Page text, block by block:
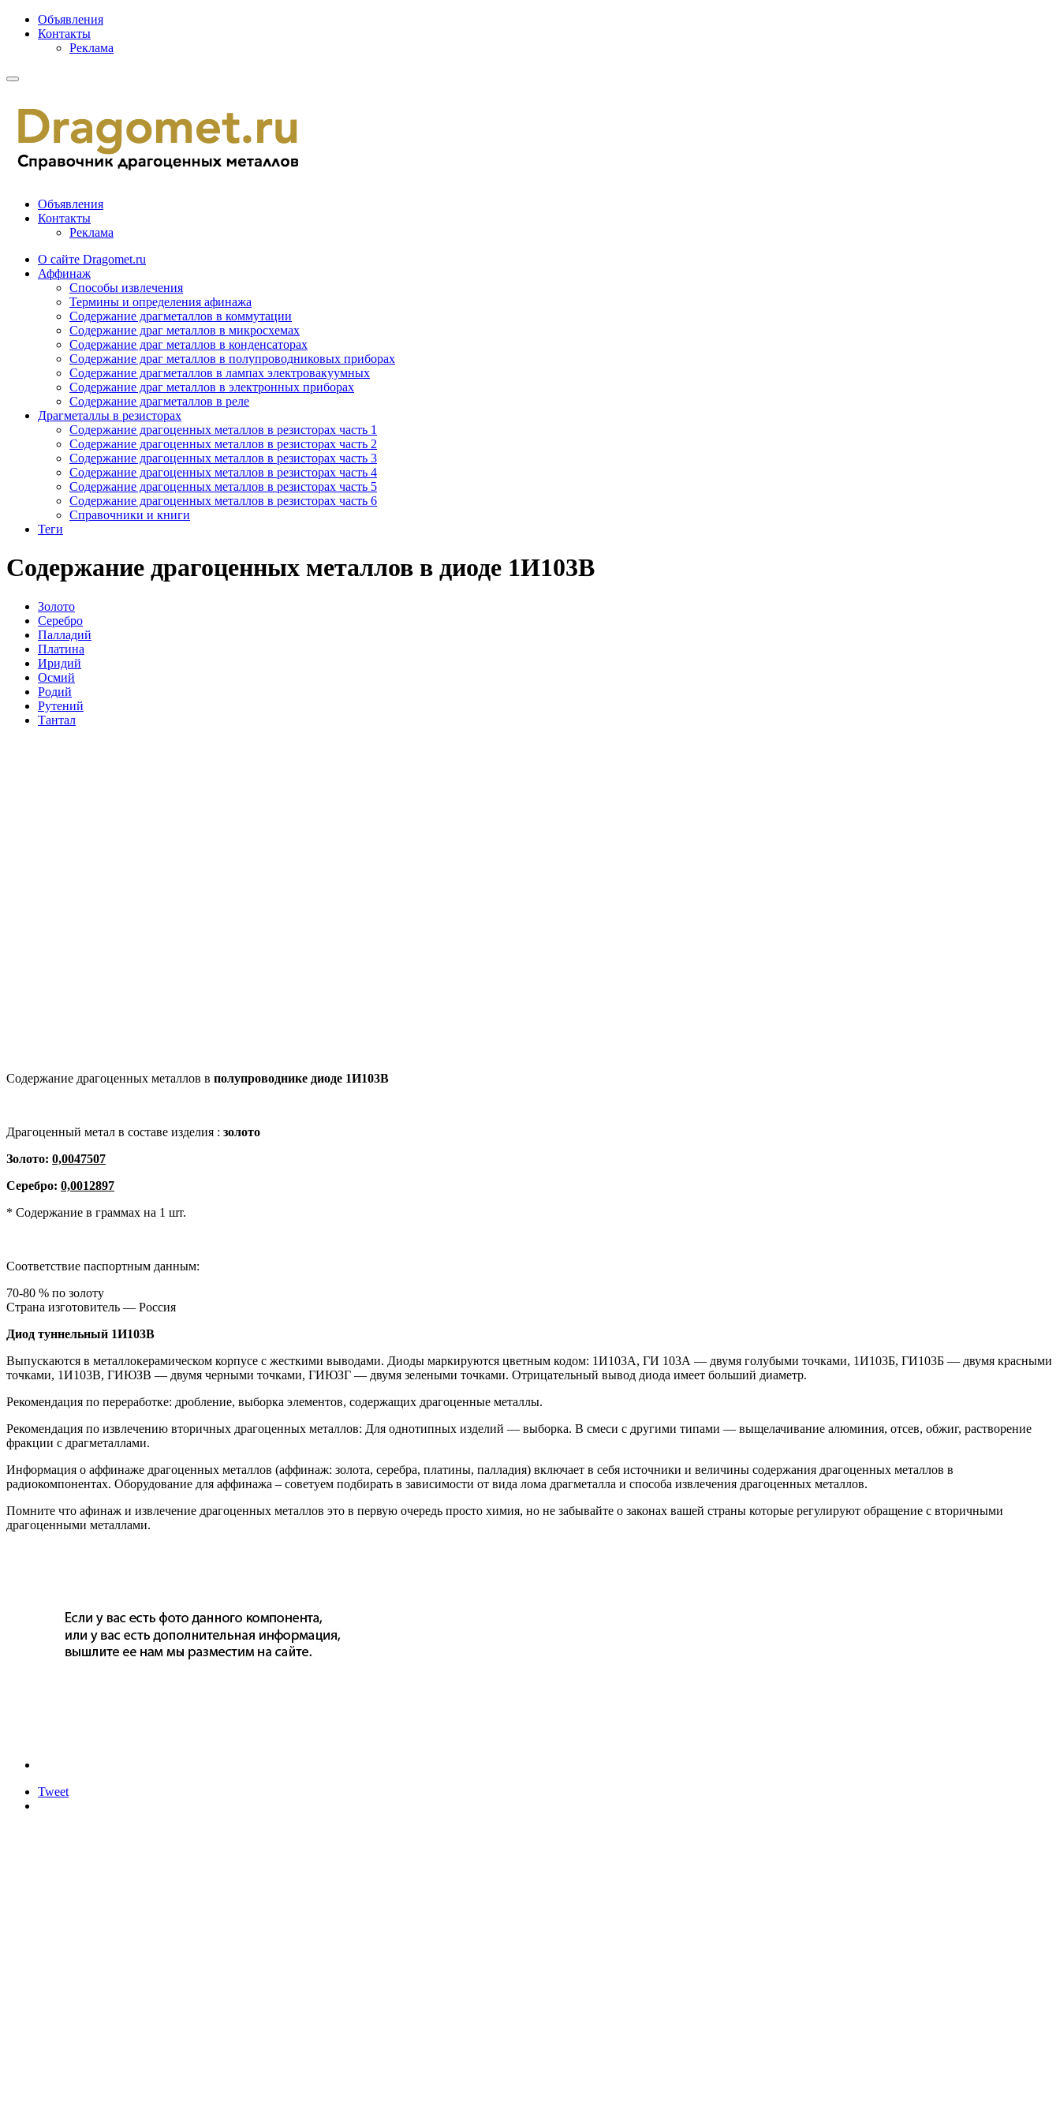
Объявления
Контакты
Реклама
Объявления
Контакты
Реклама
О сайте Dragomet.ru
Аффинаж
Способы извлечения
Термины и определения афинажа
Содержание драгметаллов в коммутации
Содержание драг металлов в микросхемах
Содержание драг металлов в конденсаторах
Содержание драг металлов в полупроводниковых приборах
Содержание драгметаллов в лампах электровакуумных
Содержание драг металлов в электронных приборах
Содержание драгметаллов в реле
Драгметаллы в резисторах
Содержание драгоценных металлов в резисторах часть 1
Содержание драгоценных металлов в резисторах часть 2
Содержание драгоценных металлов в резисторах часть 3
Содержание драгоценных металлов в резисторах часть 4
Содержание драгоценных металлов в резисторах часть 5
Содержание драгоценных металлов в резисторах часть 6
Справочники и книги
Теги
Содержание драгоценных металлов в диоде 1И103В
Золото
Серебро
Палладий
Платина
Иридий
Осмий
Родий
Рутений
Тантал
Содержание драгоценных металлов в полупроводнике диоде 1И103В
Драгоценный метал в составе изделия : золото
Золото: 0,0047507
Серебро: 0,0012897
* Содержание в граммах на 1 шт.
Соответствие паспортным данным:
70-80 % по золоту
Страна изготовитель — Россия
Диод туннельный 1И103В
Выпускаются в металлокерамическом корпусе с жесткими выводами. Диоды маркируются цветным кодом: 1И103А, ГИ 103А — двумя голубыми точками, 1И103Б, ГИ103Б — двумя красными
точками, 1И103В, ГИЮЗВ — двумя черными точками, ГИЮЗГ — двумя зелеными точками. Отрицательный вывод диода имеет больший диаметр.
Рекомендация по переработке: дробление, выборка элементов, содержащих драгоценные металлы.
Рекомендация по извлечению вторичных драгоценных металлов: Для однотипных изделий — выборка. В смеси с другими типами — выщелачивание алюминия, отсев, обжиг, растворение
фракции с драгметаллами.
Информация о аффинаже драгоценных металлов (аффинаж: золота, серебра, платины, палладия) включает в себя источники и величины содержания драгоценных металлов в
радиокомпонентах. Оборудование для аффинажа – советуем подбирать в зависимости от вида лома драгметалла и способа извлечения драгоценных металлов.
Помните что афинаж и извлечение драгоценных металлов это в первую очередь просто химия, но не забывайте о законах вашей страны которые регулируют обращение с вторичными
драгоценными металлами.
Tweet